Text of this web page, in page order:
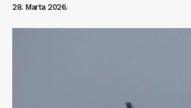
28. Marta 2026.